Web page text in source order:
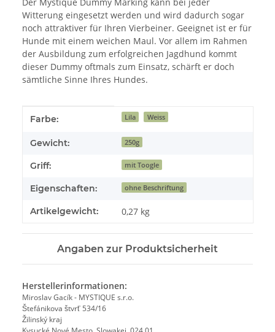
Witterung eingesetzt werden und wird dadurch sogar
noch attraktiver für Ihren Vierbeiner. Geeignet ist er für
Hunde mit einem weichen Maul. Vor allem im Rahmen
der Ausbildung zum erfolgreichen Jagdhund kommt
dieser Dummy oftmals zum Einsatz, schärft er doch
sämtliche Sinne Ihres Hundes.
Produkteigenschaft
Wert
Farbe: Lila Weiss
Gewicht: 250g
Griff: mit Toogle
Eigenschaften: ohne Beschriftung
Artikelgewicht: 0,27 kg
Angaben zur Produktsicherheit
Herstellerinformationen:
Miroslav Gacík - MYSTIQUE s.r.o.
Štefánikova štvrť 534/16
Žilinský kraj